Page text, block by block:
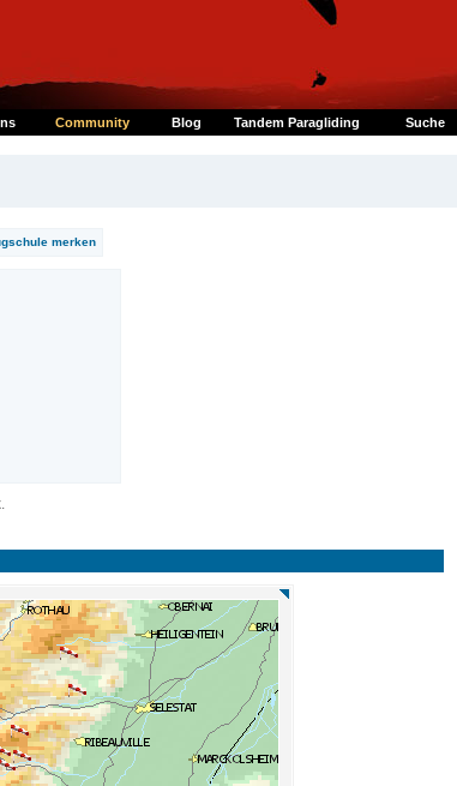
Suche
Community Blog Tandem Paragliding
merken